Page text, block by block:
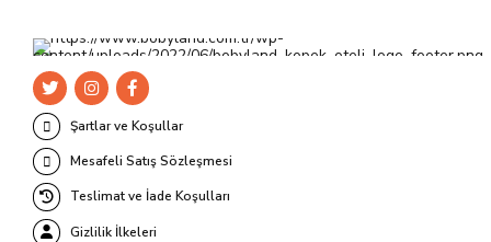
Şartlar ve Koşullar
Mesafeli Satış Sözleşmesi
Teslimat ve İade Koşulları
Gizlilik İlkeleri